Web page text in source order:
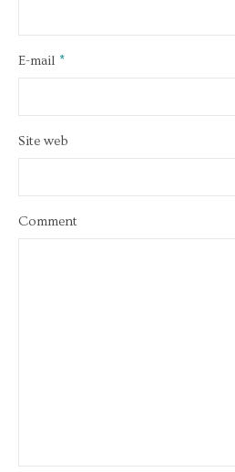
E-mail *
Site web
Comment